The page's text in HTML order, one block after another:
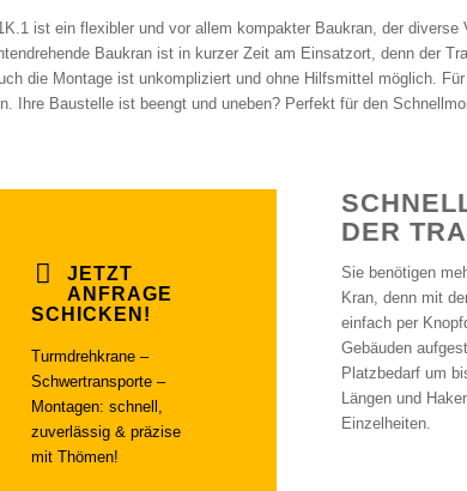
ist ein flexibler und vor allem kompakter Baukran, der
Baukran ist in kurzer Zeit am Einsatzort, denn der
die Montage ist unkompliziert und ohne Hilfsmittel möglich.
Ihre Baustelle ist beengt und uneben? Perfekt für den
JETZT
ANFRAGE
SCHICKEN!
Turmdrehkrane –
Schwertransporte –
Montagen: schnell,
zuverlässig & präzise
mit Thömen!
DER
Sie benötigen
Kran, denn mit
einfach per
Gebäuden
Platzbedarf um
Längen und
Einzelheiten.